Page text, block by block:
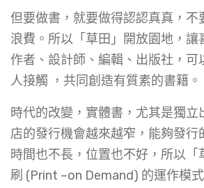
但要做書，就要做得認認真真，不
浪費。所以「草田」開放園地，讓
作者、設計師、編輯、出版社，可
人接觸 ，共同創造有質素的書籍。
時代的改變，實體書，尤其是獨立
店的發行機會越來越窄，能夠發行
時間也不長，位置也不好，所以「
刷 (Print –on Demand) 的運作模